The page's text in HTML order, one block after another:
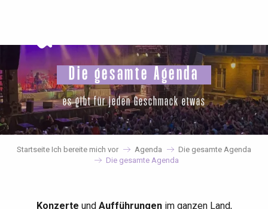
principal
Die gesamte Agenda
es gibt für jeden Geschmack etwas
Startseite Ich bereite mich vor Agenda
Die gesamte Agenda
Die gesamte Agenda
Konzerte und Aufführungenim ganzen Land,